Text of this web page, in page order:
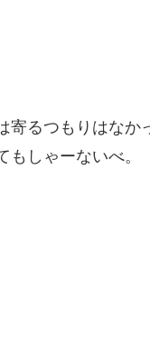
寄るつもりはな
もしゃーないべ